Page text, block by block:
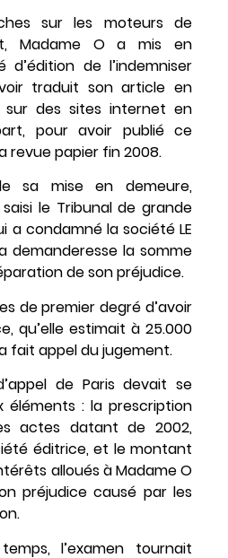
sur les moteurs de
Madame O a mis en
de l’indemniser
traduit son article en
sur des sites internet en
pour avoir publié ce
revue papier fin 2008.
sa mise en demeure,
le Tribunal de grande
a condamné la société LE
demanderesse la somme
de son préjudice.
de premier degré d’avoir
qu’elle estimait à 25.000
fait appel du jugement.
de Paris devait se
éléments : la prescription
actes datant de 2002,
éditrice, et le montant
alloués à Madame O
préjudice causé par les
l’examen tournait